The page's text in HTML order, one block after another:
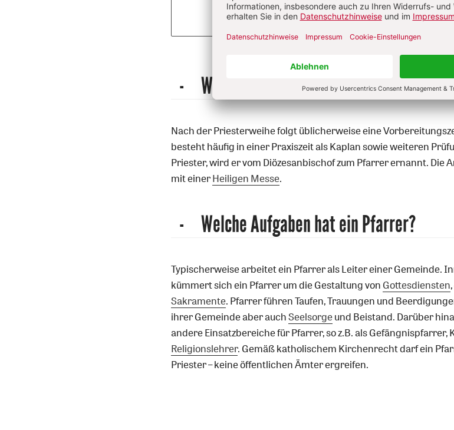
Wie wird ein Priester zum Pfarrer?
Nach der Priesterweihe folgt üblicherweise eine
besteht häufig in einer Praxiszeit als Kaplan sowie weiteren
Priester, wird er vom Diözesanbischof zum Pfarrer ernannt. Die
mit einerHeiligen Messe.
Welche Aufgaben hat ein Pfarrer?
Typischerweise arbeitet ein Pfarrer als Leiter einer Gemeinde.
kümmert sich ein Pfarrer um die Gestaltung von Gottesdiensten
Sakramente. Pfarrer führen Taufen, Trauungen und
ihrer Gemeinde aber auchSeelsorgeund Beistand. Darüber
andere Einsatzbereiche für Pfarrer, so z.B. als
Religionslehrer. Gemäß katholischem Kirchenrecht darf ein
Priester – keine öffentlichen Ämter ergreifen.